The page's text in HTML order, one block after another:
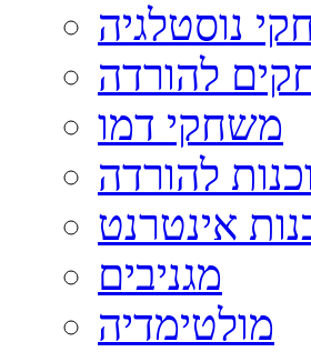
נוסטלגיה
להורדה
משחקי דמו
להורדה
אינטרנט
מגניבים
מולטימדיה